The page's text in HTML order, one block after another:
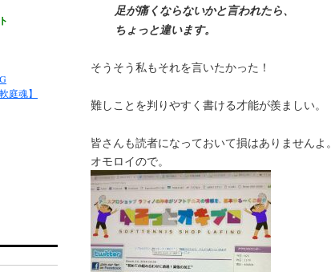
足が痛くならないかと言われたら、
ちょっと違います。
そうそう私もそれを言いたかった！
難しことを判りやすく書ける才能が羨ましい。
皆さんも読者になっておいて損はありませんよ。
オモロイので。
庭魂】